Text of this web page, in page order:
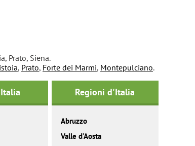
Prato, Siena.
, Prato, Forte dei Marmi, Montepulciano.
Regioni d'Italia
Abruzzo
Valle d'Aosta